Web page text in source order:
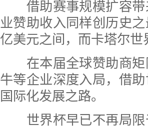
借助赛事规模扩容带
业赞助收入同样创历史
亿美元之间，而卡塔尔
在本届全球赞助商矩
牛等企业深度入局，借
国际化发展之路。
世界杯早已不再局限